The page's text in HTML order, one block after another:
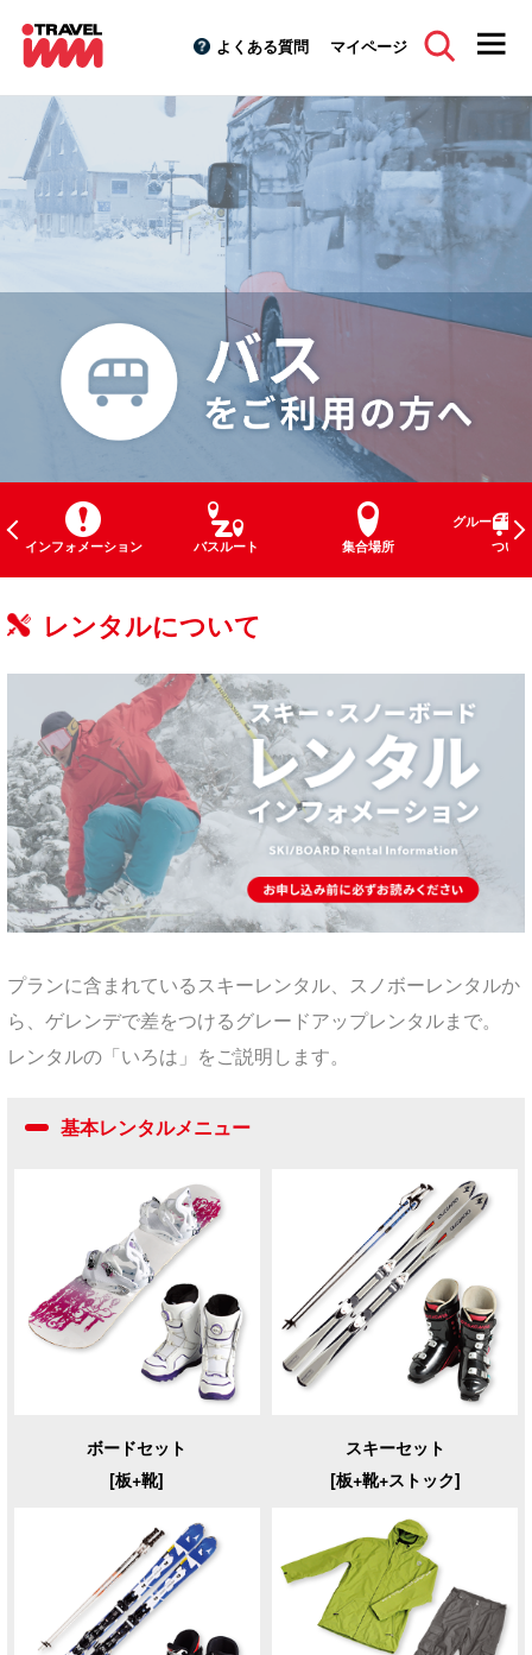
よくある質問 マイページ
インフォメーション バスルート 集合場所
グループ貸
ついて
レンタルについて
プランに含まれているスキーレンタル、スノボーレンタルか
ら、ゲレンデで差をつけるグレードアップレンタルまで。
レンタルの「いろは」をご説明します。
基本レンタルメニュー
ボードセット
[板+靴]
スキーセット
[板+靴+ストック]